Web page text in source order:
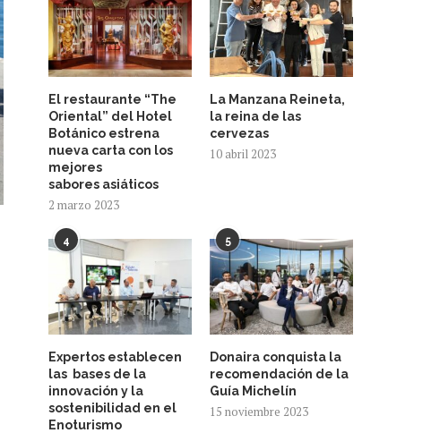
El restaurante “The
Oriental” del Hotel
Botánico estrena
nueva carta con los
mejores
sabores asiáticos
2 marzo 2023
La Manzana Reineta,
la reina de las
cervezas
10 abril 2023
4
Expertos establecen
las bases de la
innovación y la
sostenibilidad en el
Enoturismo
5
Donaira conquista la
recomendación de la
Guía Michelín
15 noviembre 2023